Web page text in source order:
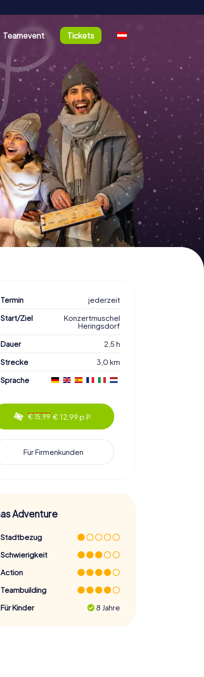
Teamevent Tickets
Termin
jederzeit
Start/Ziel
Konzertmuschel
Heringsdorf
Dauer
2,5 h
Strecke
3,0 km
Sprache
€ 15,99 € 12,99 p.P.
Für Firmenkunden
Adventure
Stadtbezug
Schwierigkeit
Action
Teambuilding
Für Kinder
8 Jahre